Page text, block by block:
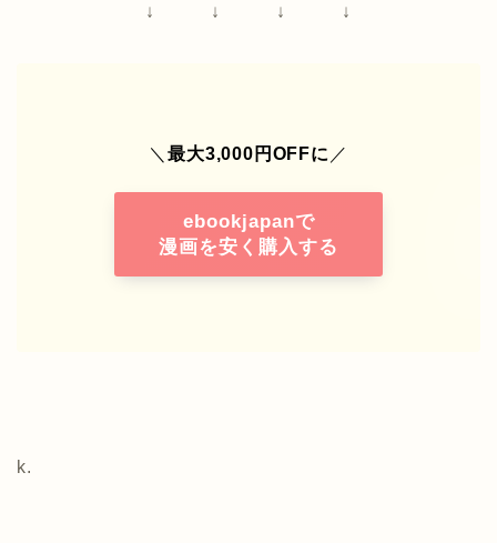
↓ ↓ ↓ ↓
＼最大3,000円OFFに ／
ebookjapanで
漫画を安く購入する
k.